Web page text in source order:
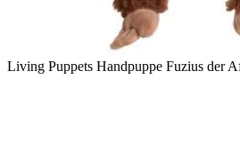
Living Puppets Handpuppe Fuzius der